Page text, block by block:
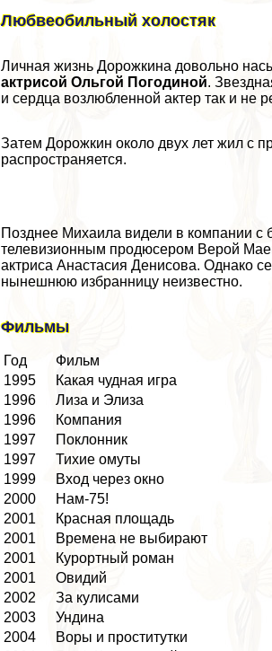
Любвеобильный холостяк
Личная жизнь Дорожкина довольно
актрисой Ольгой Погодиной.
и сердца возлюбленной актер так и не
Затем Дорожкин около двух лет жил с
распространяется.
Позднее Михаила видели в компании с
телевизионным продюсером Верой
актрисаАнастасия Денисова. Однако
нынешнюю избранницу неизвестно.
Фильмы
Год Фильм
1995
Какая чудная игра
1996
Лиза и Элиза
1996
Компания
1997
Поклонник
1997
Тихие омуты
1999
Вход через окно
2000
Нам-75!
2001
Красная площадь
2001
Времена не выбирают
2001
Курортный роман
2001
Овидий
2002
За кулисами
2003
Ундина
2004
Воры и пpocтитутки